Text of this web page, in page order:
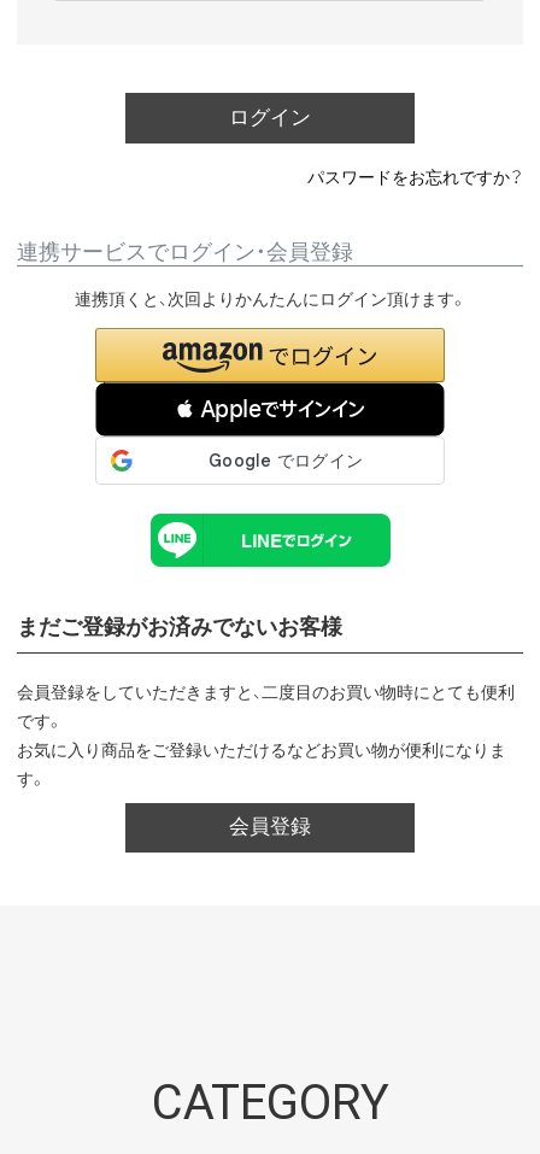
ログイン
パスワードをお忘れですか？
連携サービスでログイン・会員登録
 Appleでサインイン
連携頂くと、次回よりかんたんにログイン頂けます。
まだご登録がお済みでないお客様
会員登録をしていただきますと、二度目のお買い物時にとても便利
です。
お気に入り商品をご登録いただけるなどお買い物が便利になりま
す。
会員登録
CATEGORY